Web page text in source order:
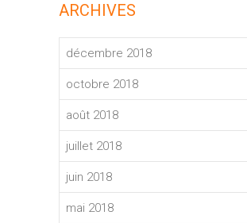
ARCHIVES
décembre 2018
octobre 2018
août 2018
juillet 2018
juin 2018
mai 2018